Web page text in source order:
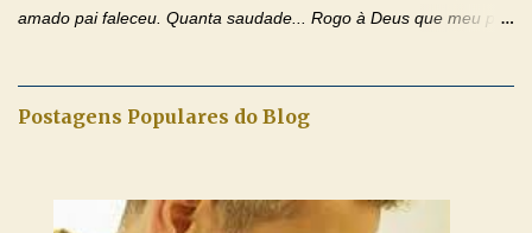
amado pai faleceu. Quanta saudade... Rogo à Deus que meu pai
Senhora. Adriana dos Anjos-Devoção e Fé Blog Oração de
peço por.... (diga o nome do seu pai falecido) , que chamastes
Postagens Populares do Blog